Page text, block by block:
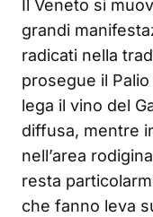
Il Veneto si
grandi
radicati nella
prosegue il
lega il vino del
diffusa, mentre
nell’area
resta
che fanno leva